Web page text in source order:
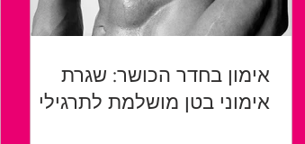
אימון בחדר הכושר: שגרת
אימוני בטן מושלמת לתרגילי